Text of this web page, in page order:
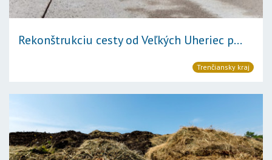
Rekonštrukciu cesty od Veľkých Uheriec p...
Trenčiansky kraj